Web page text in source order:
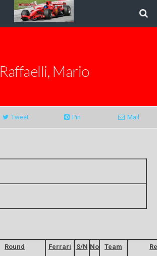
Raffaelli, Mario
Tweet Pin Mail
Round Ferrari S/N No Team